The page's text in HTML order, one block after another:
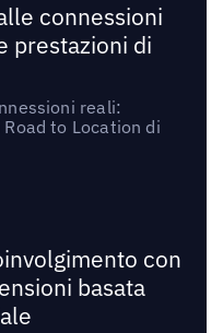
connessioni
prestazioni di
reali:
to Location di
con
basata